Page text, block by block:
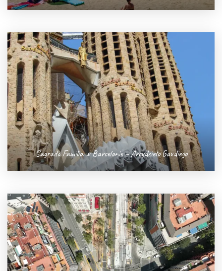
Sagrada Familia w Barcelonie – Arcydzieło Gaudiego